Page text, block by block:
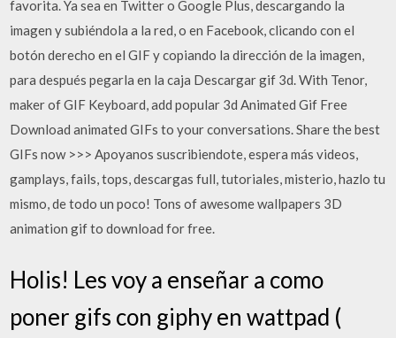
favorita. Ya sea en Twitter o Google Plus, descargando la
imagen y subiéndola a la red, o en Facebook, clicando con el
botón derecho en el GIF y copiando la dirección de la imagen,
para después pegarla en la caja Descargar gif 3d. With Tenor,
maker of GIF Keyboard, add popular 3d Animated Gif Free
Download animated GIFs to your conversations. Share the best
GIFs now >>> Apoyanos suscribiendote, espera más videos,
gamplays, fails, tops, descargas full, tutoriales, misterio, hazlo tu
mismo, de todo un poco! Tons of awesome wallpapers 3D
animation gif to download for free.
Holis! Les voy a enseñar a como
poner gifs con giphy en wattpad (